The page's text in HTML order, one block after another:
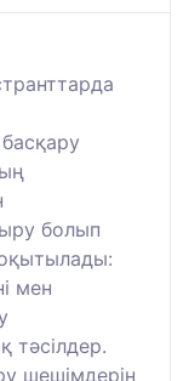
болып
мен
тәсілдер.
шешімдерін